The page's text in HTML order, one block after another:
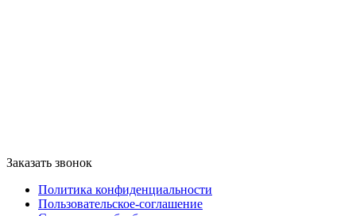
Заказать звонок
Политика конфиденциальности
Пользовательское-соглашение